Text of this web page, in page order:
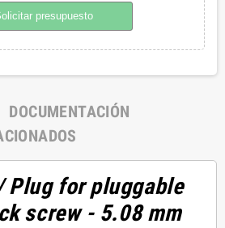
presupuesto
DOCUMENTACIÓN
Plug for pluggable
screw - 5.08 mm